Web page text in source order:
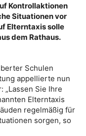
Kontrollaktionen
Situationen vor
Elterntaxis solle
dem Rathaus.
Schulen
appellierte nun
„Lassen Sie Ihre
Elterntaxis
regelmäßig für
sorgen, so